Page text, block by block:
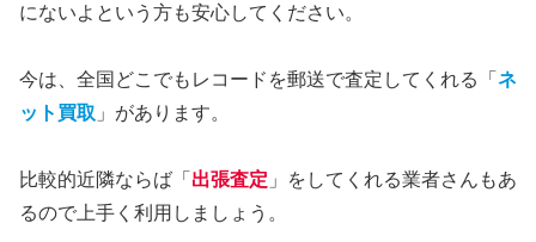
にないよという方も安心してください。
今は、全国どこでもレコードを郵送で査定してくれる「 ネ
ット買取 」があります。
比較的近隣ならば「 出張査定 」をしてくれる業者さんもあ
るので上手く利用しましょう。